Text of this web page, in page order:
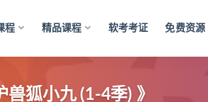
程 精品课程 软考考证 免费资源
狐小九 (1-4季) 》